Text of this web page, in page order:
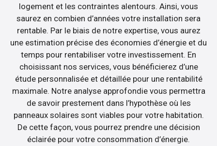
logement et les contraintes alentours. Ainsi, vous
saurez en combien d’années votre installation sera
rentable. Par le biais de notre expertise, vous aurez
une estimation précise des économies d’énergie et du
temps pour rentabiliser votre investissement. En
choisissant nos services, vous bénéficierez d’une
étude personnalisée et détaillée pour une rentabilité
maximale. Notre analyse approfondie vous permettra
de savoir prestement dans l’hypothèse où les
panneaux solaires sont viables pour votre habitation.
De cette façon, vous pourrez prendre une décision
éclairée pour votre consommation d’énergie.